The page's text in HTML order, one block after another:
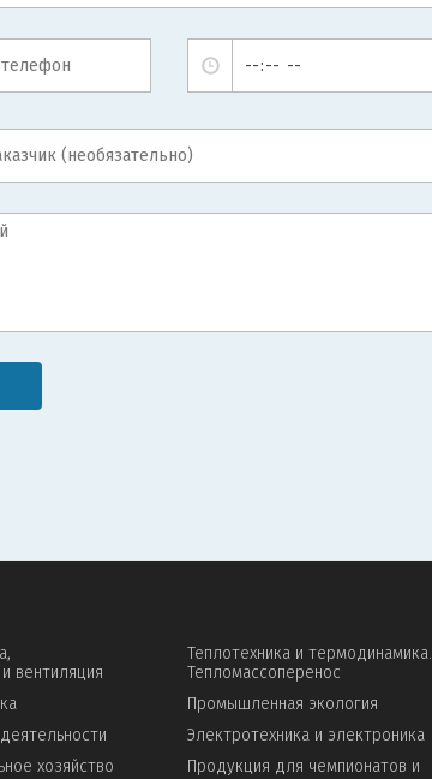
вентиляция
Теплотехника и термодинамика.
Тепломассоперенос
Промышленная экология
Электротехника и электроника
хозяйство
Продукция для чемпионатов и